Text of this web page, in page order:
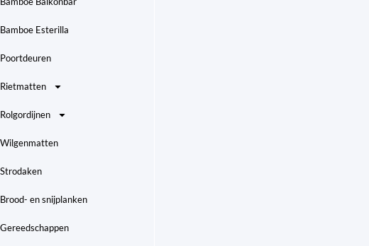
Bamboe Esterilla
Poortdeuren
Rietmatten
Rolgordijnen
Wilgenmatten
Strodaken
Brood- en snijplanken
Gereedschappen